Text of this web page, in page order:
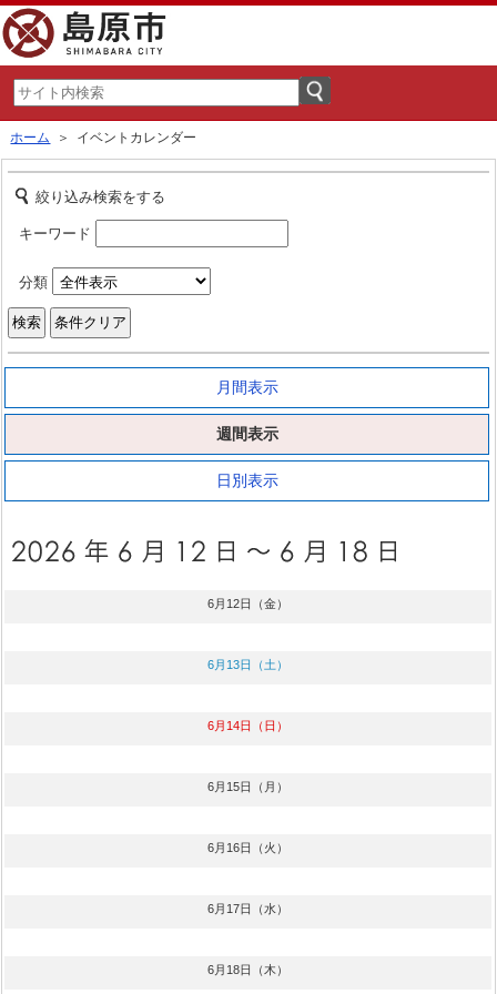
ホーム ＞ イベントカレンダー
絞り込み検索をする
キーワード
分類
月間表示
週間表示
日別表示
6月12日（金）
6月13日（土）
6月14日（日）
6月15日（月）
6月16日（火）
6月17日（水）
6月18日（木）